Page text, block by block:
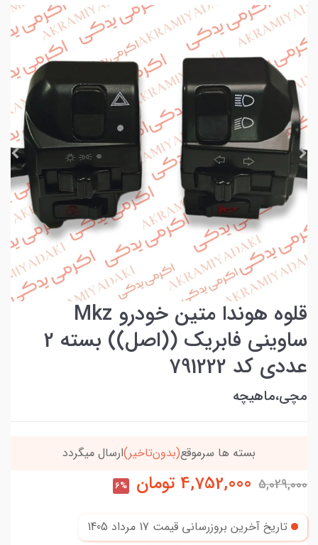
قلوه هوندا متین خودرو Mkz
ساوینی فابریک ((اصل)) بسته 2
عددی کد 791222
مچی،ماهیچه
خریدتو به5میلیون برسون،ارسالت‌رایگانه
5,029,000
4,752,000 تومان 6%
تاریخ آخرین بروزرسانی قیمت 17 مرداد 1405